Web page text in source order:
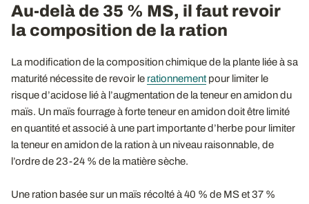
Au-delà de 35 % MS, il faut revoir
la composition de la ration
La modification de la composition chimique de la plante liée à sa
maturité nécessite de revoir le rationnement pour limiter le
risque d’acidose lié à l’augmentation de la teneur en amidon du
maïs. Un maïs fourrage à forte teneur en amidon doit être limité
en quantité et associé à une part importante d’herbe pour limiter
la teneur en amidon de la ration à un niveau raisonnable, de
l’ordre de 23-24 % de la matière sèche.
Une ration basée sur un maïs récolté à 40 % de MS et 37 %